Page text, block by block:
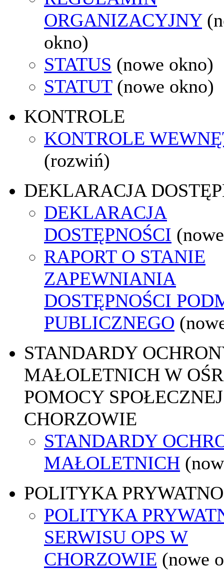
ORGANIZACYJNY
okno)
STATUS (nowe okno)
STATUT (nowe okno)
KONTROLE
KONTROLE
(rozwiń)
DEKLARACJA
DEKLARACJA
DOSTĘPNOŚCI
RAPORT O STANIE
ZAPEWNIANIA
DOSTĘPNOŚCI
PUBLICZNEGO
STANDARDY
MAŁOLETNICH W
POMOCY
CHORZOWIE
STANDARDY
MAŁOLETNICH
POLITYKA
POLITYKA
SERWISU OPS W
CHORZOWIE (nowe